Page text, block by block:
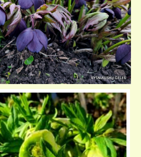
KELIONIŲ GALERIJA